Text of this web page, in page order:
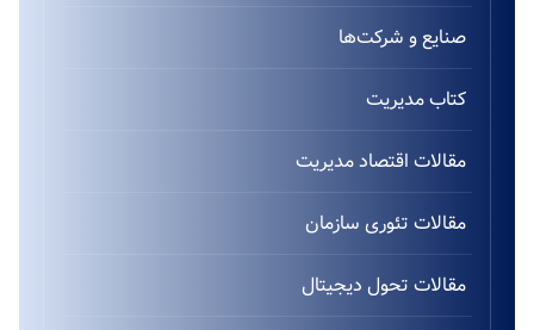
صنایع و شرکت‌ها
کتاب مدیریت
مقالات اقتصاد مدیریت
مقالات تئوری سازمان
مقالات تحول دیجیتال